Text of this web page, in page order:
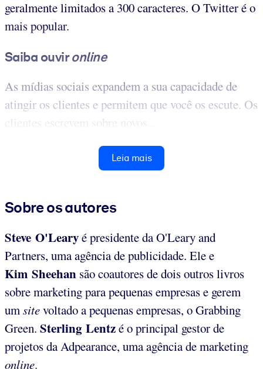
geralmente limitados a 300 caracteres. O Twitter é o
mais popular.
Saiba ouvironline
As mídias sociais expandem a sua capacidade de
atingir os clientes e permitem que você os escute. Os
clientes escrevem sobre novos...
Leia mais
Sobre os autores
Steve O'Learyé presidente da O'Leary and
Partners, uma agência de publicidade. Ele e
Kim Sheehan são coautores de dois outros livros
sobre marketing para pequenas empresas e gerem
umsitevoltado a pequenas empresas, o Grabbing
Green. Sterling Lentzé o principal gestor de
projetos da Adpearance, uma agência de marketing
online.